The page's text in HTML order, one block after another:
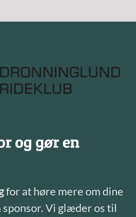
og gør en
for at høre mere om dine
Vi glæder os til